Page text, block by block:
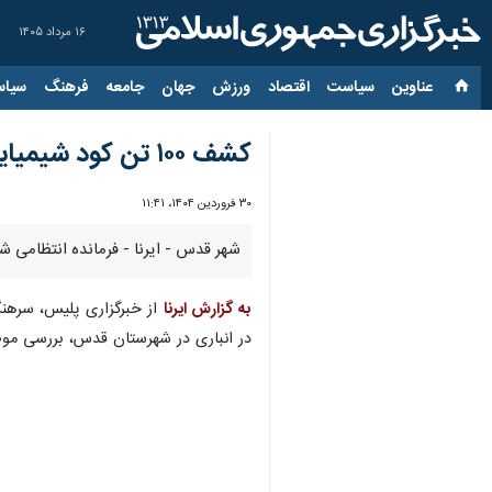
۱۶ مرداد ۱۴۰۵
عناوین‌ سیاست اقتصاد ورزش جهان جامعه فرهنگ
کشف ۱۰۰ تن کود شیمیایی قاچاق در شهرستان قدس
۳۰ فروردین ۱۴۰۴، ۱۱:۴۱